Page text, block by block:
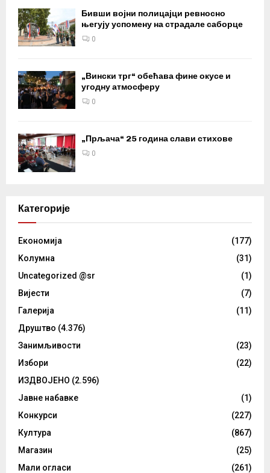
Бивши војни полицајци ревносно
његују успомену на страдале саборце
0
„Вински трг“ обећава фине окусе и
угодну атмосферу
0
„Прљача“ 25 година слави стихове
0
Категорије
Eкономија
(177)
Kолумнa
(31)
Uncategorized @sr
(1)
Вијести
(7)
Галерија
(11)
Друштво (4.376)
Занимљивости
(23)
Избори
(22)
ИЗДВОЈЕНО (2.596)
Јавне набавке
(1)
Конкурси
(227)
Култура
(867)
Магазин
(25)
Мали огласи
(261)